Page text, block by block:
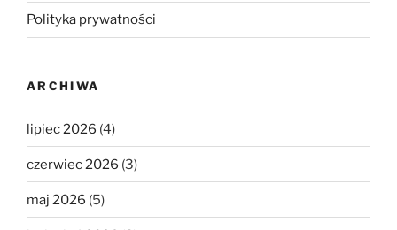
Polityka prywatności
ARCHIWA
lipiec 2026 (4)
czerwiec 2026 (3)
maj 2026 (5)